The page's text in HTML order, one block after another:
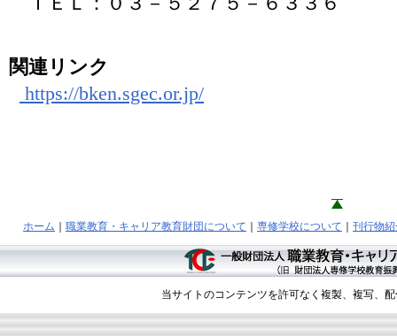
関連リンク
https://bken.sgec.or.jp/
ホーム 職業教育・キャリア教育財団について 専修学校について 刊行物
当サイトのコンテンツを許可なく複製、複写、